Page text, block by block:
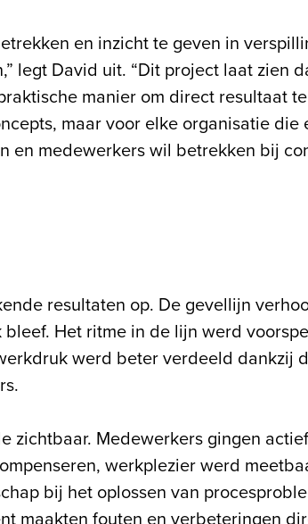
en inzicht te geven in
legt David uit. “Dit project laat zien
manier om direct resultaat
maar voor elke organisatie die
en medewerkers wil betrekken bij
resultaten op. De gevellijn
Het ritme in de lijn werd
werd beter verdeeld dankzij
zichtbaar. Medewerkers gingen
werkplezier werd
bij het oplossen van
maakten fouten en verbeteringen